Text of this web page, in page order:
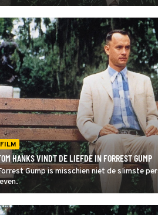
FILM
HANKS VINDT DE LIEFDE IN FORREST GUMP
Gump is misschien niet de slimste